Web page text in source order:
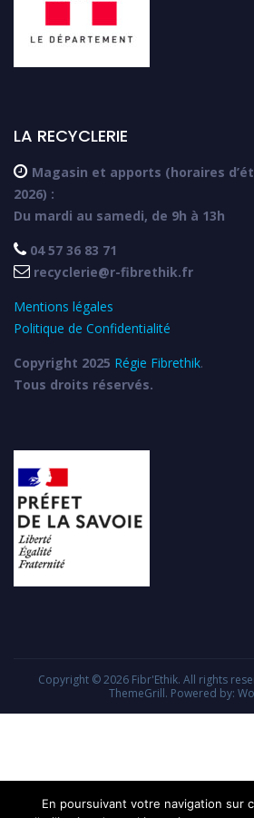
LA RECYCLERIE
 Magasin et apports (horaires
2026) :
Du mardi au samedi, de 9h à 13h
 04 57 36 83 71
 recyclerie@r-fibrethik.fr
Mentions légales
Politique de Confidentialité
Copyright 2025 Régie Fibrethik.
Tous droits réservés.
Copyright © 2026 Fibr'Ethik. All rights
ThemeGrill. Powered by:
En poursuivant votre navigation sur